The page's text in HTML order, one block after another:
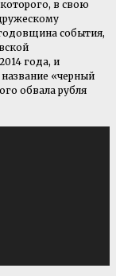
в свою
события,
года, и
«черный
обвала рубля